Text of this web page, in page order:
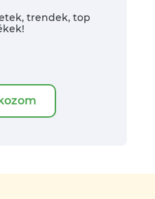
trendek, top